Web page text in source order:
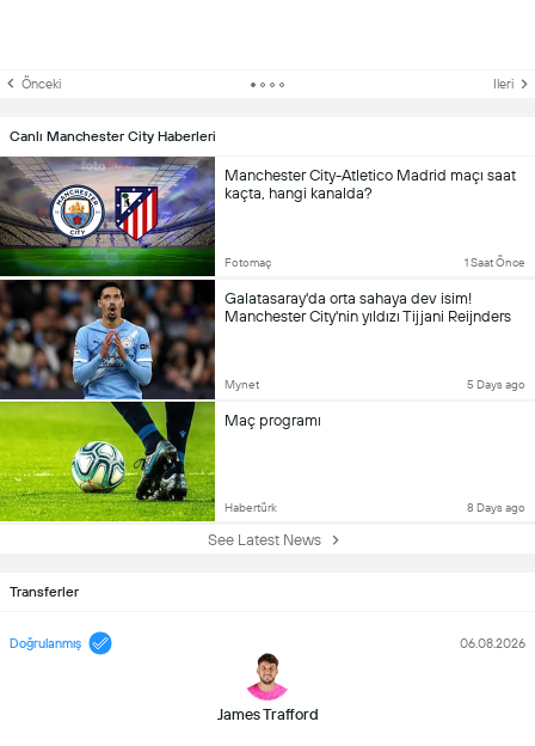
Önceki Ileri
Canlı Manchester City Haberleri
Manchester City-Atletico Madrid maçı saat
kaçta, hangi kanalda?
Fotomaç 1 Saat Önce
Galatasaray'da orta sahaya dev isim!
Manchester City'nin yıldızı Tijjani Reijnders
Mynet 5 Days ago
Maç programı
Habertürk 8 Days ago
See Latest News
Transferler
Doğrulanmış
James Trafford
06.08.2026